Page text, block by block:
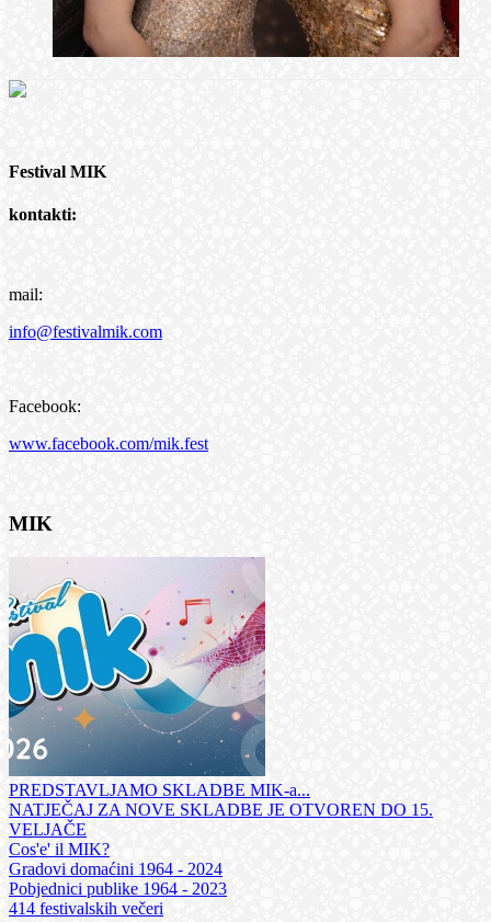
Festival MIK
kontakti:
mail:
info@festivalmik.com
Facebook:
www.facebook.com/mik.fest
MIK
PREDSTAVLJAMO SKLADBE MIK-a...
NATJEČAJ ZA NOVE SKLADBE JE OTVOREN DO 15.
VELJAČE
Cos'e' il MIK?
Gradovi domaćini 1964 - 2024
Pobjednici publike 1964 - 2023
414 festivalskih večeri